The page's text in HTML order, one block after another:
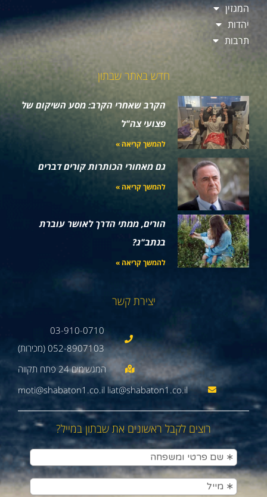
המגזין
יהדות
תרבות
חדש באתר שבתון
הקרב שאחרי הקרב: מסע השיקום של
פצועי צה"ל
להמשך קריאה »
גם מאחורי הכותרות קורים דברים
להמשך קריאה »
הורים, ממתי הדרך לאושר עוברת
בנתב"ג?
להמשך קריאה »
יצירת קשר
03-910-0710
052-8907103 (מכירות)
moti@shabaton1.co.il liat@shabaton1.co.il
רוצים לקבל ראשונים את שבתון במייל?